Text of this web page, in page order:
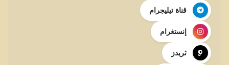
قناة تيليجرام
إنستغرام
ثريدز